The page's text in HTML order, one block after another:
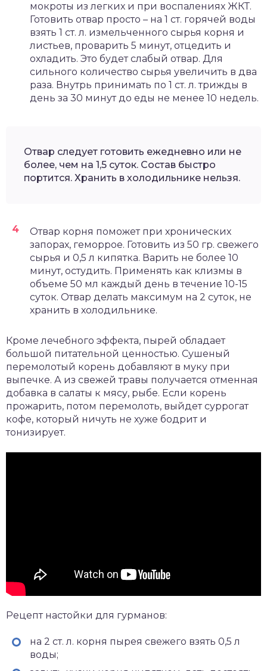
мокроты из легких и при воспалениях ЖКТ.
Готовить отвар просто – на 1 ст. горячей воды
взять 1 ст. л. измельченного сырья корня и
листьев, проварить 5 минут, отцедить и
охладить. Это будет слабый отвар. Для
сильного количество сырья увеличить в два
раза. Внутрь принимать по 1 ст. л. трижды в
день за 30 минут до еды не менее 10 недель.
Отвар следует готовить ежедневно или не
более, чем на 1,5 суток. Состав быстро
портится. Хранить в холодильнике нельзя.
Отвар корня поможет при хронических
запорах, геморрое. Готовить из 50 гр. свежего
сырья и 0,5 л кипятка. Варить не более 10
минут, остудить. Применять как клизмы в
объеме 50 мл каждый день в течение 10-15
суток. Отвар делать максимум на 2 суток, не
хранить в холодильнике.
Кроме лечебного эффекта, пырей обладает
большой питательной ценностью. Сушеный
перемолотый корень добавляют в муку при
выпечке. А из свежей травы получается отменная
добавка в салаты к мясу, рыбе. Если корень
прожарить, потом перемолоть, выйдет суррогат
кофе, который ничуть не хуже бодрит и
тонизирует.
Рецепт настойки для гурманов:
на 2 ст. л. корня пырея свежего взять 0,5 л
воды;